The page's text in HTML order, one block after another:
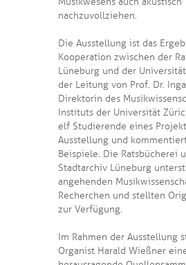
nachzuvollziehen.
Die Ausstellung ist das
Kooperation zwischen der
Lüneburg und der
der Leitung von Prof. Dr.
Direktorin des
Instituts der Universität
elf Studierende eines
Ausstellung und
Beispiele. Die Ratsbücherei
Stadtarchiv Lüneburg
angehenden
Recherchen und stellten
zur Verfügung.
Im Rahmen der Ausstellung
Organist Harald Wießner